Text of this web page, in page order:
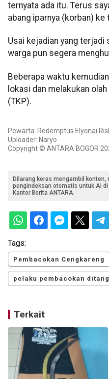
ternyata ada itu. Terus
abang iparnya (korban) ke
Usai kejadian yang
warga pun segera
Beberapa waktu
lokasi dan melakukan
(TKP).
Pewarta: Redemptus Elyonai
Uploader: Naryo
Copyright © ANTARA BOGOR
Dilarang keras mengambil konten,
pengindeksan otomatis untuk AI
Kantor Berita ANTARA.
Tags:
Pembacokan Cengkareng
pelaku pembacokan
Terkait